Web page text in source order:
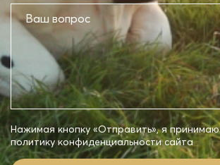
Нажимая кнопку «Отправить», я принимаю
политику конфиденциальностисайта